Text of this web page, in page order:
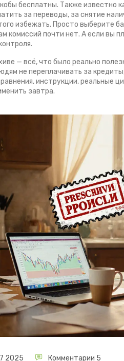
бесплатны. Также известно
за переводы, за снятие
избежать. Просто выберите
комиссий почти нет. А если вы
— всё, что было реально
не переплачивать за
инструкции, реальные
завтра.
2025 Комментарии 5